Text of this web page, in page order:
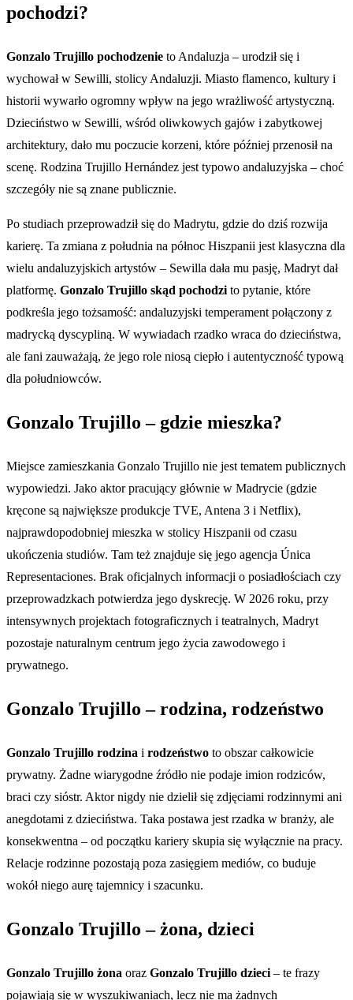
pochodzi?
Gonzalo Trujillo pochodzenie to Andaluzja – urodził się i
wychował w Sewilli, stolicy Andaluzji. Miasto flamenco, kultury i
historii wywarło ogromny wpływ na jego wrażliwość artystyczną.
Dzieciństwo w Sewilli, wśród oliwkowych gajów i zabytkowej
architektury, dało mu poczucie korzeni, które później przenosił na
scenę. Rodzina Trujillo Hernández jest typowo andaluzyjska – choć
szczegóły nie są znane publicznie.
Po studiach przeprowadził się do Madrytu, gdzie do dziś rozwija
karierę. Ta zmiana z południa na północ Hiszpanii jest klasyczna dla
wielu andaluzyjskich artystów – Sewilla dała mu pasję, Madryt dał
platformę. Gonzalo Trujillo skąd pochodzi to pytanie, które
podkreśla jego tożsamość: andaluzyjski temperament połączony z
madrycką dyscypliną. W wywiadach rzadko wraca do dzieciństwa,
ale fani zauważają, że jego role niosą ciepło i autentyczność typową
dla południowców.
Gonzalo Trujillo – gdzie mieszka?
Miejsce zamieszkania Gonzalo Trujillo nie jest tematem publicznych
wypowiedzi. Jako aktor pracujący głównie w Madrycie (gdzie
kręcone są największe produkcje TVE, Antena 3 i Netflix),
najprawdopodobniej mieszka w stolicy Hiszpanii od czasu
ukończenia studiów. Tam też znajduje się jego agencja Única
Representaciones. Brak oficjalnych informacji o posiadłościach czy
przeprowadzkach potwierdza jego dyskrecję. W 2026 roku, przy
intensywnych projektach fotograficznych i teatralnych, Madryt
pozostaje naturalnym centrum jego życia zawodowego i
prywatnego.
Gonzalo Trujillo – rodzina, rodzeństwo
Gonzalo Trujillo rodzina i rodzeństwo to obszar całkowicie
prywatny. Żadne wiarygodne źródło nie podaje imion rodziców,
braci czy sióstr. Aktor nigdy nie dzielił się zdjęciami rodzinnymi ani
anegdotami z dzieciństwa. Taka postawa jest rzadka w branży, ale
konsekwentna – od początku kariery skupia się wyłącznie na pracy.
Relacje rodzinne pozostają poza zasięgiem mediów, co buduje
wokół niego aurę tajemnicy i szacunku.
Gonzalo Trujillo – żona, dzieci
Gonzalo Trujillo żona oraz Gonzalo Trujillo dzieci – te frazy
pojawiają się w wyszukiwaniach, lecz nie ma żadnych